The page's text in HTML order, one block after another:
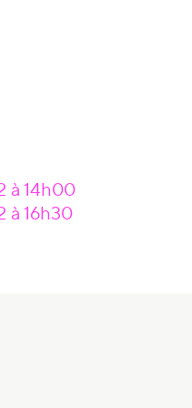
à 14h00
à 16h30